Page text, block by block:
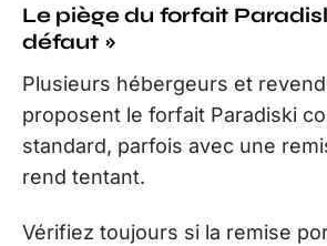
Le piège du forfait
défaut »
Plusieurs hébergeurs et
proposent le forfait Paradiski
standard, parfois avec une
rend tentant.
Vérifiez toujours si la remise